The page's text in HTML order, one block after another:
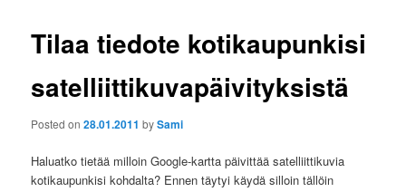
Tilaa tiedote kotikaupunkisi
satelliittikuvapäivityksistä
Posted on28.01.2011 bySami
Haluatko tietää milloin Google-kartta päivittää satelliittikuvia
kotikaupunkisi kohdalta? Ennen täytyi käydä silloin tällöin